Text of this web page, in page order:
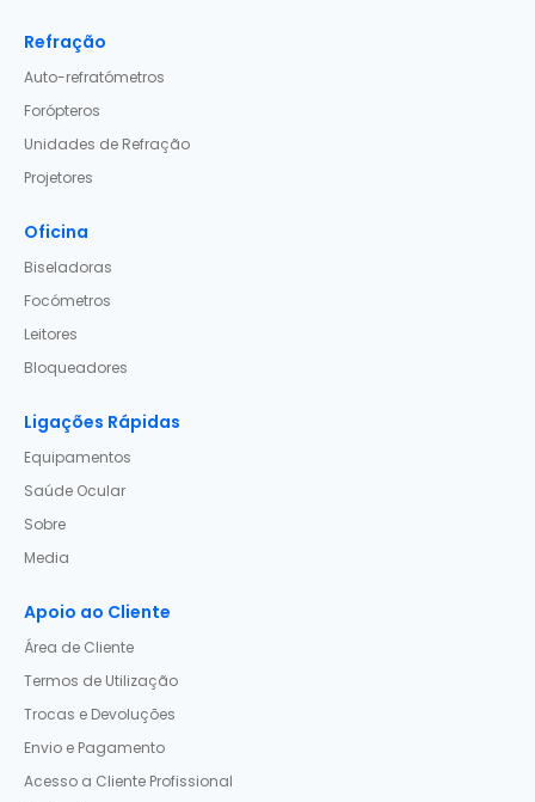
Refração
Auto-refratómetros
Forópteros
Unidades de Refração
Projetores
Oficina
Biseladoras
Focómetros
Leitores
Bloqueadores
Ligações Rápidas
Equipamentos
Saúde Ocular
Sobre
Media
Apoio ao Cliente
Área de Cliente
Termos de Utilização
Trocas e Devoluções
Envio e Pagamento
Acesso a Cliente Profissional